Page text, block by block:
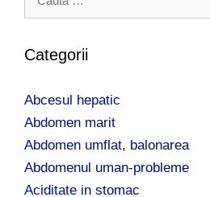
t
u
p
ă
Categorii
Abcesul hepatic
Abdomen marit
Abdomen umflat, balonarea
Abdomenul uman-probleme
Aciditate in stomac